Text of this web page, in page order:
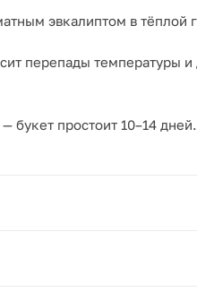
эвкалиптом в тёплой
перепады температуры
букет простоит 10–14